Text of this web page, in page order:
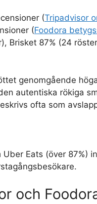
(Tripadvisor
(Foodora
Brisket 87% (24
genomgående
autentiska rökiga
ofta som
Eats (över 87%)
och